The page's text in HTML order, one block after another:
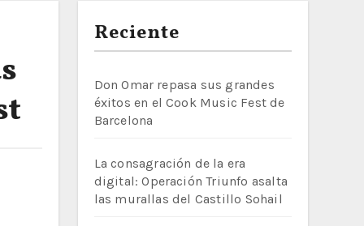
Reciente
Don Omar repasa sus grandes
éxitos en el Cook Music Fest de
Barcelona
La consagración de la era
digital: Operación Triunfo asalta
las murallas del Castillo Sohail